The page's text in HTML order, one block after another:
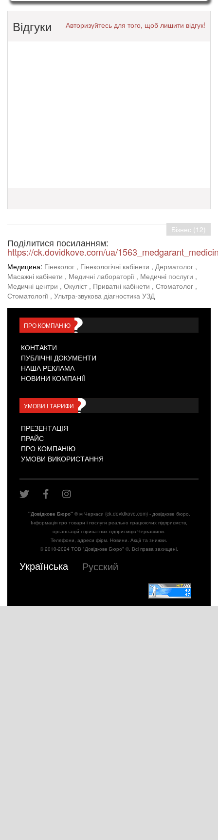
Відгуки Авторизуйтесь для того, щоб лишити відгук!
Бізнес (12)
Поділитися посиланням:
https://ck.dovidkove.com/ua/
Медицина: Гінеколог , Гінекологічні кабінети , Дерматолог ,
Масажні кабінети , Медичні лабораторії , Медичні послуги ,
Медичні центри , Окуліст , Приватні кабінети , Стоматолог ,
Стоматології , Ультра-звукова діагностика УЗД
ПРО КОМПАНІЮ
КОНТАКТИ
ПУБЛІЧНІ ДОКУМЕНТИ
НАША РЕКЛАМА
НОВИНИ КОМПАНІЇ
УМОВИ І ТАРИФИ
ПРЕЗЕНТАЦІЯ
ПРАЙС
ПРО КОМПАНІЮ
УМОВИ ВИКОРИСТАННЯ
"Довiдкове Бюро"® м Черкаси (ck.dovidkove.com) - довідкове бюро.
Інформація про товари і послуги реально працюючих підприємств,
організацій і приватних підприємців Черкащини.
Телефони, адреси фірм. Новини. Акції та знижки.
© 2010-2024 ТОВ "Довідкове Бюро" ®. Всі права захищені.
Українська Русский